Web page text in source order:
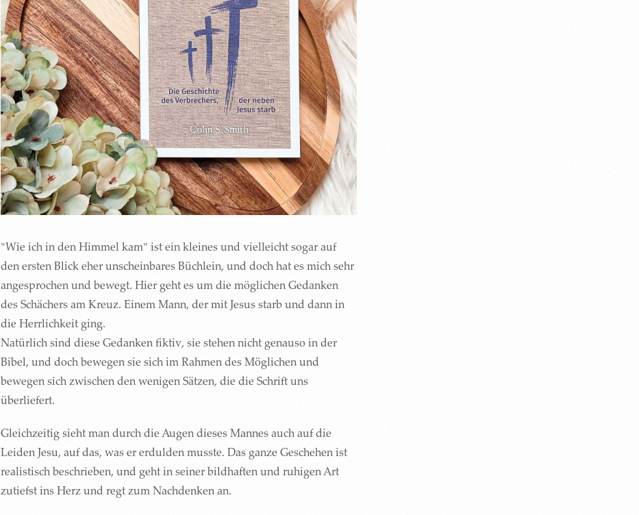
"Wie ich in den Himmel kam" ist ein kleines und vielleicht sogar auf
den ersten Blick eher unscheinbares Büchlein, und doch hat es mich sehr
angesprochen und bewegt. Hier geht es um die möglichen Gedanken
des Schächers am Kreuz. Einem Mann, der mit Jesus starb und dann in
die Herrlichkeit ging.
Natürlich sind diese Gedanken fiktiv, sie stehen nicht genauso in der
Bibel, und doch bewegen sie sich im Rahmen des Möglichen und
bewegen sich zwischen den wenigen Sätzen, die die Schrift uns
überliefert.
Gleichzeitig sieht man durch die Augen dieses Mannes auch auf die
Leiden Jesu, auf das, was er erdulden musste. Das ganze Geschehen ist
realistisch beschrieben, und geht in seiner bildhaften und ruhigen Art
zutiefst ins Herz und regt zum Nachdenken an.